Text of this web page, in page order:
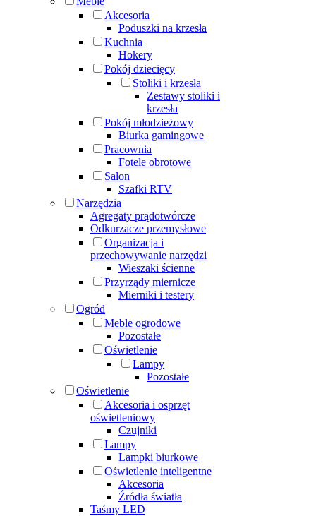
Akcesoria
Poduszki na krzesła
Kuchnia
Hokery
Pokój dziecięcy
Stoliki i krzesła
Zestawy stoliki i
krzesła
Pokój młodzieżowy
Biurka gamingowe
Pracownia
Fotele obrotowe
Salon
Szafki RTV
Narzędzia
Agregaty prądotwórcze
Odkurzacze przemysłowe
Organizacja i
przechowywanie narzędzi
Wieszaki ścienne
Przyrządy miernicze
Mierniki i testery
Ogród
Meble ogrodowe
Pozostałe
Oświetlenie
Lampy
Pozostałe
Oświetlenie
Akcesoria i osprzęt
oświetleniowy
Czujniki
Lampy
Lampki biurkowe
Oświetlenie inteligentne
Akcesoria
Źródła światła
Taśmy LED